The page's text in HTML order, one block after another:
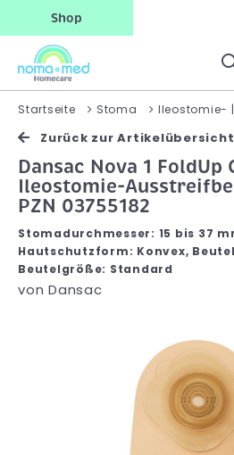
Shop
Startseite Stoma Ileostomie-
Zurück zur Artikelübersicht
Dansac Nova 1 FoldUp
Ileostomie-
PZN 03755182
Stomadurchmesser: 15 bis 37
Hautschutzform: Konvex,
Beutelgröße: Standard
von Dansac